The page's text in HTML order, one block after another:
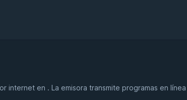
internet en . La emisora transmite programas en